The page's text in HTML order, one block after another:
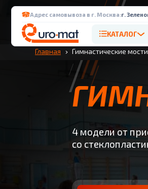
Адрес самовывоза в г. Москва:г.
КАТАЛОГ
Перейти к содержимому
Главная Гимнастические
4 модели от
со